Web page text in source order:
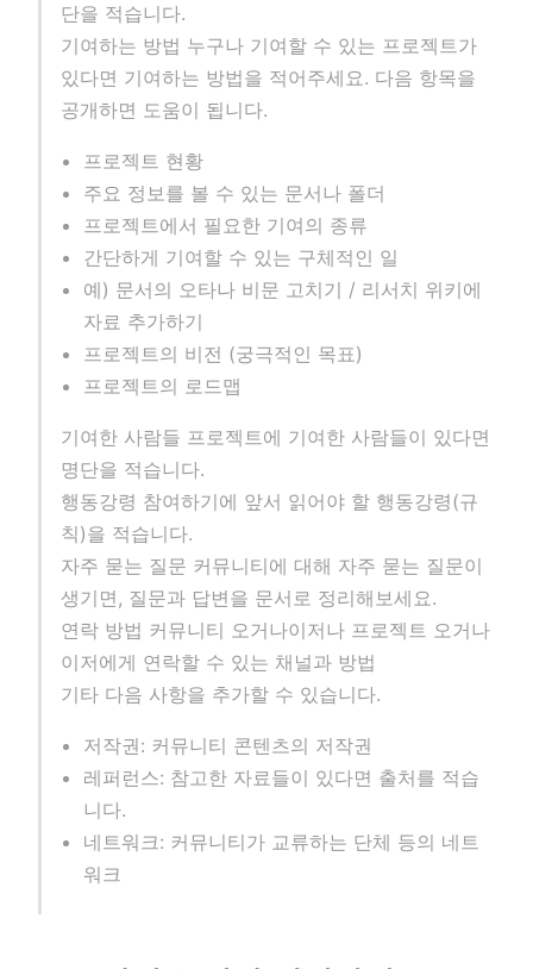
단을 적습니다.
기여하는 방법 누구나 기여할 수 있는 프로젝트가
있다면 기여하는 방법을 적어주세요. 다음 항목을
공개하면 도움이 됩니다.
프로젝트 현황
주요 정보를 볼 수 있는 문서나 폴더
프로젝트에서 필요한 기여의 종류
간단하게 기여할 수 있는 구체적인 일
예) 문서의 오타나 비문 고치기 / 리서치 위키에
자료 추가하기
프로젝트의 비전 (궁극적인 목표)
프로젝트의 로드맵
기여한 사람들 프로젝트에 기여한 사람들이 있다면
명단을 적습니다.
행동강령 참여하기에 앞서 읽어야 할 행동강령(규
칙)을 적습니다.
자주 묻는 질문 커뮤니티에 대해 자주 묻는 질문이
생기면, 질문과 답변을 문서로 정리해보세요.
연락 방법 커뮤니티 오거나이저나 프로젝트 오거나
이저에게 연락할 수 있는 채널과 방법
기타 다음 사항을 추가할 수 있습니다.
저작권: 커뮤니티 콘텐츠의 저작권
레퍼런스: 참고한 자료들이 있다면 출처를 적습
니다.
네트워크: 커뮤니티가 교류하는 단체 등의 네트
워크